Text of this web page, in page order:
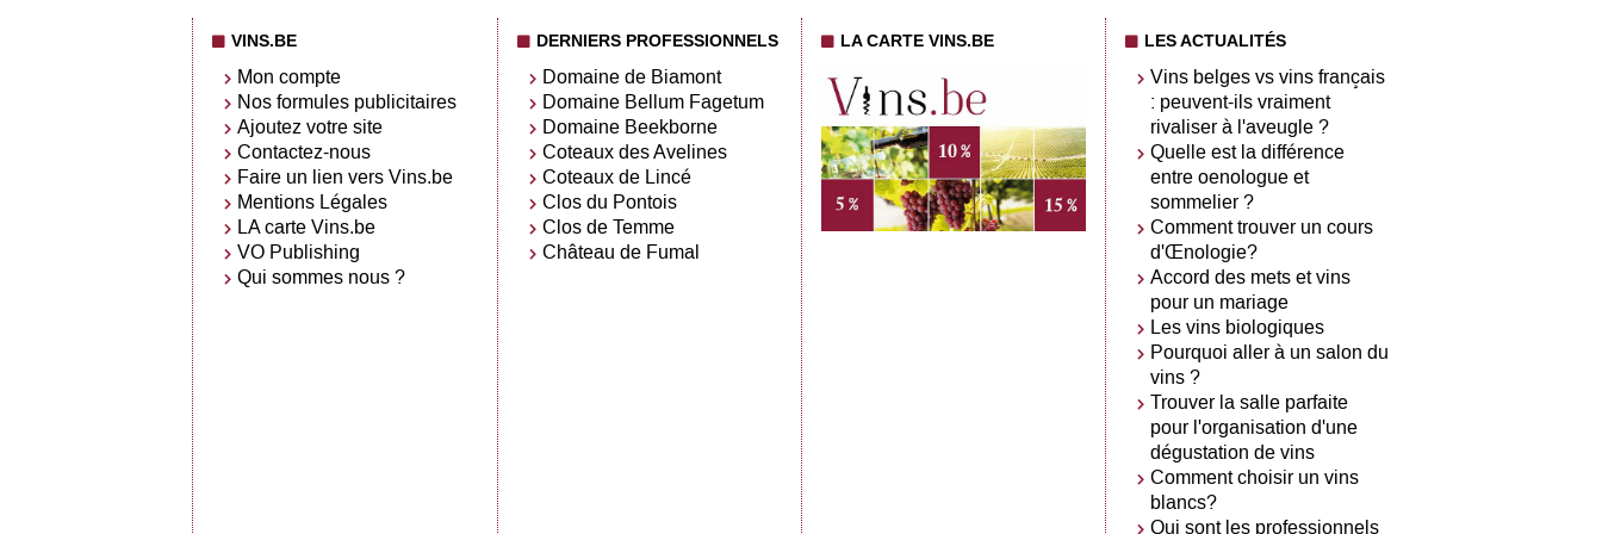
VINS.BE
Mon compte
Nos formules publicitaires
Ajoutez votre site
Contactez-nous
Faire un lien vers Vins.be
Mentions Légales
LA carte Vins.be
VO Publishing
Qui sommes nous ?
DERNIERS PROFESSIONNELS
Domaine de Biamont
Domaine Bellum Fagetum
Domaine Beekborne
Coteaux des Avelines
Coteaux de Lincé
Clos du Pontois
Clos de Temme
Château de Fumal
LA CARTE VINS.BE LES ACTUALITÉS
Vins belges vs vins français
: peuvent-ils vraiment
rivaliser à l'aveugle ?
Quelle est la différence
entre oenologue et
sommelier ?
Comment trouver un cours
d'Œnologie?
Accord des mets et vins
pour un mariage
Les vins biologiques
Pourquoi aller à un salon du
vins ?
Trouver la salle parfaite
pour l'organisation d'une
dégustation de vins
Comment choisir un vins
blancs?
Qui sont les professionnels